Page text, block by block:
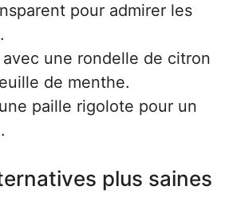
pour admirer les
une rondelle de citron
de menthe.
paille rigolote pour un
plus saines